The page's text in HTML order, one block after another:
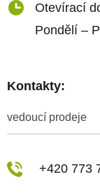
Otevírací
Pondělí –
Kontakty:
vedoucí prodeje
+420 773